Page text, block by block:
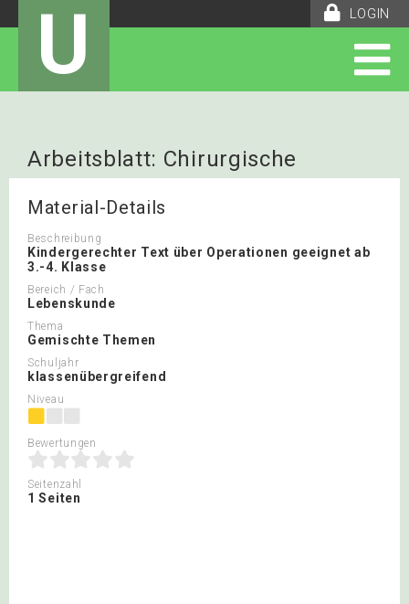
LOGIN
U
Arbeitsblatt: Chirurgische
Operation
Material-Details
Beschreibung
Kindergerechter Text über Operationen geeignet ab
3.-4. Klasse
Bereich / Fach
Lebenskunde
Thema
Gemischte Themen
Schuljahr
klassenübergreifend
Niveau
Bewertungen
Seitenzahl
1 Seiten